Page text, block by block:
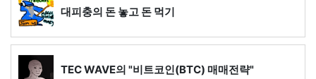
대피충의 돈 놓고 돈 먹기
TEC WAVE의 "비트코인(BTC) 매매전략"